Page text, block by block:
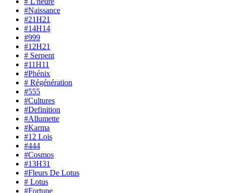
#Naissance
#21H21
#14H14
#999
#12H21
# Serpent
#11H11
#Phénix
# Régénération
#555
#Cultures
#Definition
#Allumette
#Karma
#12 Lois
#444
#Cosmos
#13H31
#Fleurs De Lotus
# Lotus
#Fortune